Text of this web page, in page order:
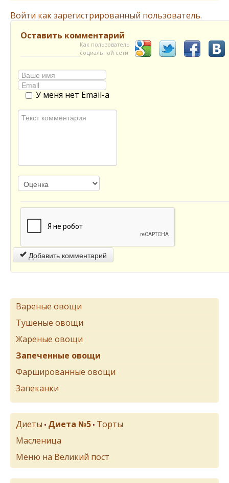
Войти как зарегистрированный пользователь.
Оставить комментарий
Как пользователь
социальной сети
У меня нет Email-а
Добавить комментарий
Вареные овощи
Тушеные овощи
Жареные овощи
Запеченные овощи
Фаршированные овощи
Запеканки
Диеты • Диета №5 • Торты
Масленица
Меню на Великий пост